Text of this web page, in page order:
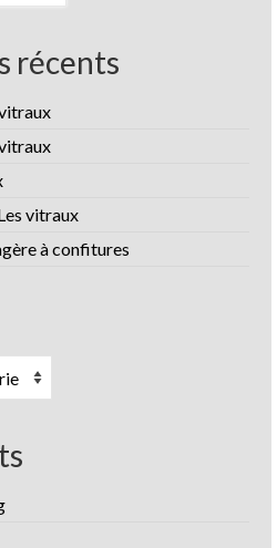
récents
vitraux
à confitures